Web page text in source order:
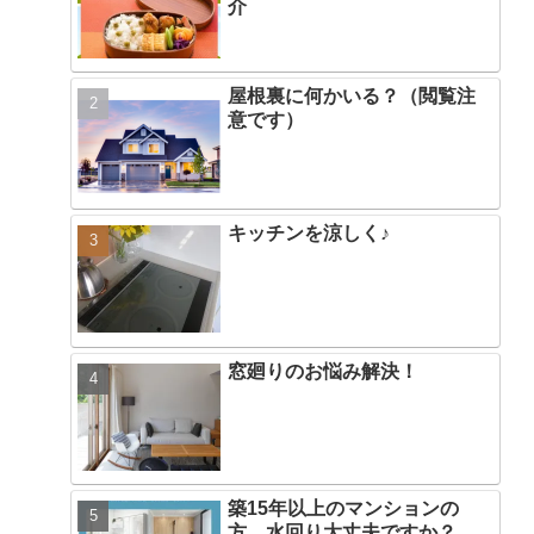
介
屋根裏に何かいる？（閲覧注
意です）
キッチンを涼しく♪
窓廻りのお悩み解決！
築15年以上のマンションの